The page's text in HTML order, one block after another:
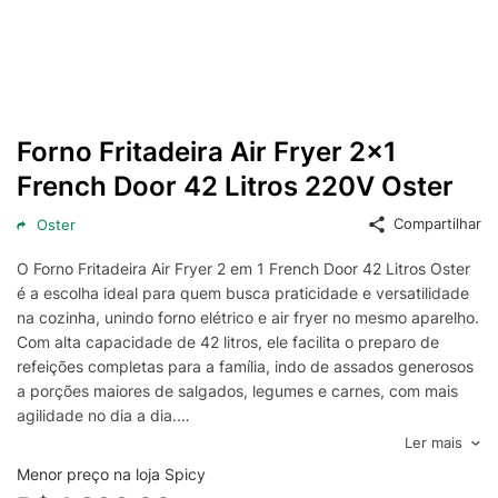
Forno Fritadeira Air Fryer 2x1
French Door 42 Litros 220V Oster
Oster Compartilhar
O Forno Fritadeira Air Fryer 2 em 1 French Door 42 Litros Oster
é a escolha ideal para quem busca praticidade e versatilidade
na cozinha, unindo forno elétrico e air fryer no mesmo aparelho.
Com alta capacidade de 42 litros, ele facilita o preparo de
refeições completas para a família, indo de assados generosos
a porções maiores de salgados, legumes e carnes, com mais
agilidade no dia a dia.
O design French Door com portas duplas valoriza a ergonomia
e torna o uso mais confortável, permitindo acessar o interior
com facilidade e melhor aproveitamento do espaço na
Ler mais
Menor preço na loja Spicy